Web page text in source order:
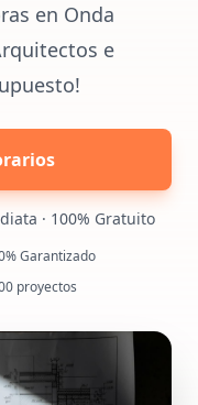
en Onda
e
· 100% Gratuito
Garantizado
proyectos